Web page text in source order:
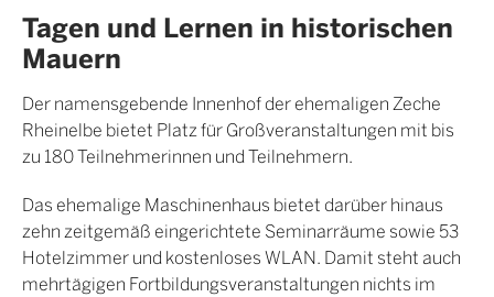
Tagen und Lernen in historischen
Mauern
Der namensgebende Innenhof der ehemaligen Zeche
Rheinelbe bietet Platz für Großveranstaltungen mit bis
zu 180 Teilnehmerinnen und Teilnehmern.
Das ehemalige Maschinenhaus bietet darüber hinaus
zehn zeitgemäß eingerichtete Seminarräume sowie 53
Hotelzimmer und kostenloses WLAN. Damit steht auch
mehrtägigen Fortbildungsveranstaltungen nichts im